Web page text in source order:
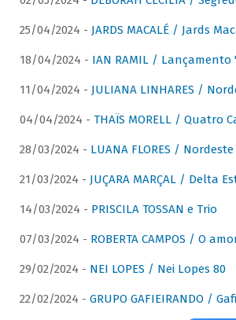
25/04/2024 - JARDS MACALÉ / Jards
18/04/2024 - IAN RAMIL / Lançamento
11/04/2024 - JULIANA LINHARES /
04/04/2024 - THAÏS MORELL / Quatro
28/03/2024 - LUANA FLORES /
21/03/2024 - JUÇARA MARÇAL / Delta
14/03/2024 - PRISCILA TOSSAN e Trio
07/03/2024 - ROBERTA CAMPOS / O
29/02/2024 - NEI LOPES / Nei Lopes 80
22/02/2024 - GRUPO GAFIEIRANDO /